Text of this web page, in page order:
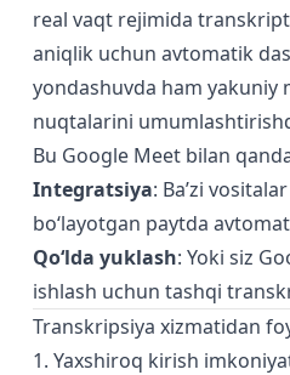
real vaqt rejimida
aniqlik uchun avtomatik
yondashuvda ham yakuniy
nuqtalarini
Bu Google Meet bilan
Integratsiya: Ba’zi
bo‘layotgan paytda
Qo‘lda yuklash: Yoki siz
ishlash uchun tashqi
Transkripsiya xizmatidan
1. Yaxshiroq kirish